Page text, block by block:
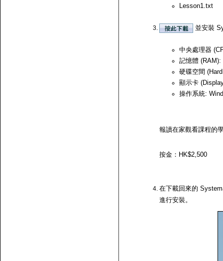
Lesson1.txt
並安裝
中央處理器
記憶體
硬碟空間
顯示卡
操作系統:
報讀在家觀看課程的
按金：HK$2,500
在下載回來的
進行安裝。